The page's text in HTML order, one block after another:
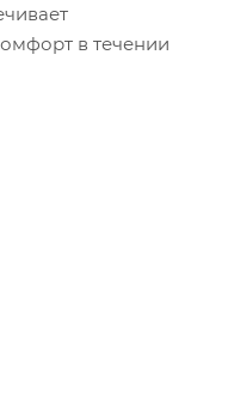
в течении